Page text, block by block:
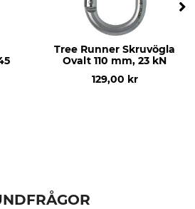
35 mm
Tree Runner Skruvögla
Ovalt 110 mm, 23 kN
129,00 kr